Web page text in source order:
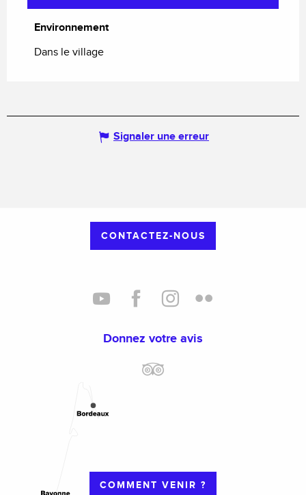
Environnement
Environnement
Dans le village
Signaler une erreur
CONTACTEZ-NOUS
Donnez votre avis
COMMENT VENIR ?